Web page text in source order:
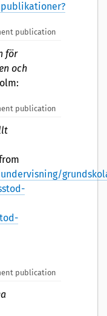
publication
för
och
publication
publication